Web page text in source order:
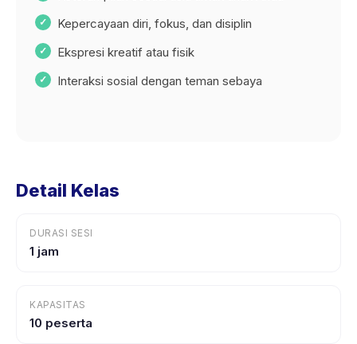
Kepercayaan diri, fokus, dan disiplin
Ekspresi kreatif atau fisik
Interaksi sosial dengan teman sebaya
Detail Kelas
DURASI SESI
1 jam
KAPASITAS
10 peserta